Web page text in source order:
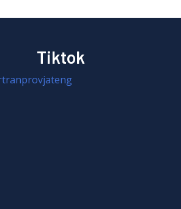
Tiktok